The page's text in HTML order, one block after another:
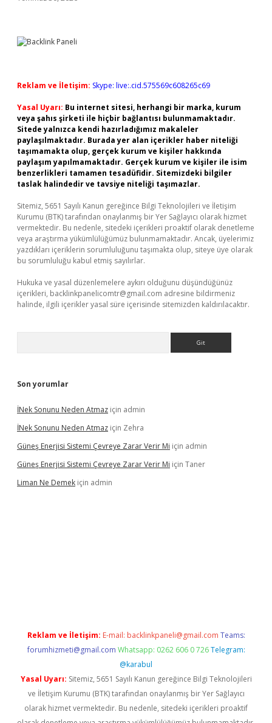
Reklam ve İletişim: Skype: live:.cid.575569c608265c69
Yasal Uyarı: Bu internet sitesi, herhangi bir marka, kurum
veya şahıs şirketi ile hiçbir bağlantısı bulunmamaktadır.
Sitede yalnızca kendi hazırladığımız makaleler
paylaşılmaktadır. Burada yer alan içerikler haber niteliği
taşımamakta olup, gerçek kurum ve kişiler hakkında
paylaşım yapılmamaktadır. Gerçek kurum ve kişiler ile isim
benzerlikleri tamamen tesadüfidir. Sitemizdeki bilgiler
taslak halindedir ve tavsiye niteliği taşımazlar.
Sitemiz, 5651 Sayılı Kanun gereğince Bilgi Teknolojileri ve İletişim
Kurumu (BTK) tarafından onaylanmış bir Yer Sağlayıcı olarak hizmet
vermektedir. Bu nedenle, sitedeki içerikleri proaktif olarak denetleme
veya araştırma yükümlülüğümüz bulunmamaktadır. Ancak, üyelerimiz
yazdıkları içeriklerin sorumluluğunu taşımakta olup, siteye üye olarak
bu sorumluluğu kabul etmiş sayılırlar.
Hukuka ve yasal düzenlemelere aykırı olduğunu düşündüğünüz
içerikleri, backlinkpanelicomtr@gmail.com adresine bildirmeniz
halinde, ilgili içerikler yasal süre içerisinde sitemizden kaldırılacaktır.
Son yorumlar
İNek Sonunu Neden Atmaz için admin
İNek Sonunu Neden Atmaz için Zehra
Güneş Enerjisi Sistemi Çevreye Zarar Verir Mi için admin
Güneş Enerjisi Sistemi Çevreye Zarar Verir Mi için Taner
Liman Ne Demek için admin
Reklam ve İletişim: E-mail: backlinkpaneli@gmail.com Teams:
forumhizmeti@gmail.com Whatsapp: 0262 606 0 726 Telegram:
@karabul
Yasal Uyarı: Sitemiz, 5651 Sayılı Kanun gereğince Bilgi Teknolojileri
ve İletişim Kurumu (BTK) tarafından onaylanmış bir Yer Sağlayıcı
olarak hizmet vermektedir. Bu nedenle, sitedeki içerikleri proaktif